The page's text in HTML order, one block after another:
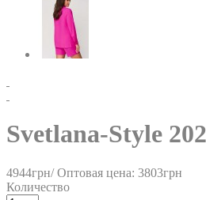
Svetlana-Style
4944грн/ Оптовая цена: 3803грн
Количество